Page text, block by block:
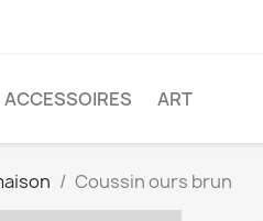
ACCESSOIRES ART
Coussin ours brun